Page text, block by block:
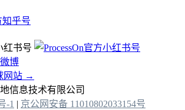
网站 →
信息技术有限公司
-1 | 京公网安备 11010802033154号